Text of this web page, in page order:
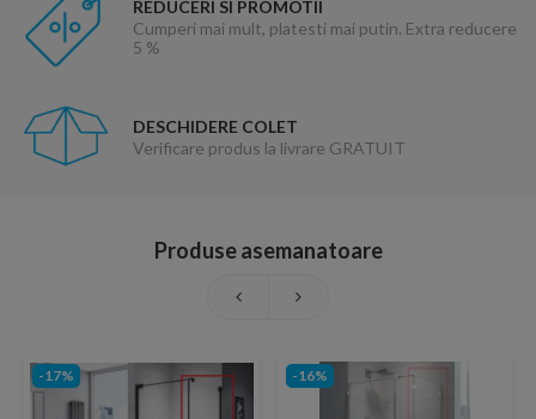
REDUCERI SI PROMOTII
Cumperi mai mult, platesti mai putin. Extra reducere
5 %
DESCHIDERE COLET
Verificare produs la livrare GRATUIT
Produse asemanatoare
-17% -16%